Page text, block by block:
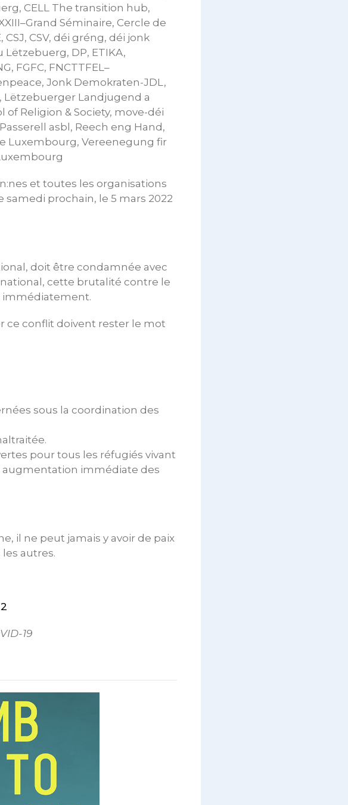
CELL The transition hub,
Séminaire, Cercle de
CSV, déi gréng, déi jonk
DP, ETIKA,
FGFC, FNCTTFEL–
Jonk Demokraten-JDL,
Lëtzebuerger Landjugend a
of Religion & Society, move-déi
asbl, Reech eng Hand,
Luxembourg, Vereenegung fir
et toutes les organisations
prochain, le 5 mars 2022
doit être condamnée avec
cette brutalité contre le
immédiatement.
ce conflit doivent rester le mot
sous la coordination des
pour tous les réfugiés vivant
augmentation immédiate des
il ne peut jamais y avoir de paix
autres.
19